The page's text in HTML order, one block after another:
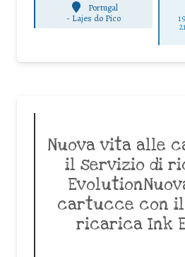
Portugal
- Lajes do Pico
Nuova vita alle
il servizio di
cartucce con
ricarica Ink